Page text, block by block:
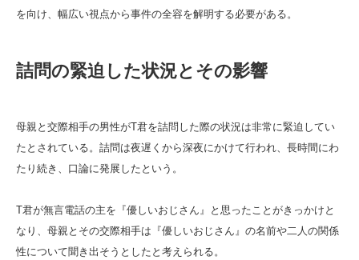
を向け、幅広い視点から事件の全容を解明する必要がある。
詰問の緊迫した状況とその影響
母親と交際相手の男性がT君を詰問した際の状況は非常に緊迫してい
たとされている。詰問は夜遅くから深夜にかけて行われ、長時間にわ
たり続き、口論に発展したという。
T君が無言電話の主を『優しいおじさん』と思ったことがきっかけと
なり、母親とその交際相手は『優しいおじさん』の名前や二人の関係
性について聞き出そうとしたと考えられる。